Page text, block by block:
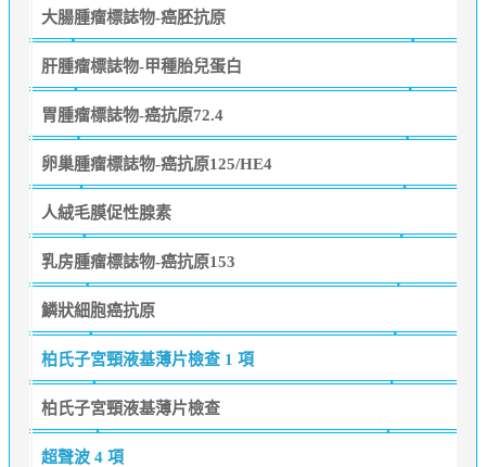
大腸腫瘤標誌物-癌胚抗原
肝腫瘤標誌物-甲種胎兒蛋白
胃腫瘤標誌物-癌抗原72.4
卵巢腫瘤標誌物-癌抗原125/HE4
人絨毛膜促性腺素
乳房腫瘤標誌物-癌抗原153
鱗狀細胞癌抗原
柏氏子宮頸液基薄片檢查 1 項
柏氏子宮頸液基薄片檢查
超聲波 4 項